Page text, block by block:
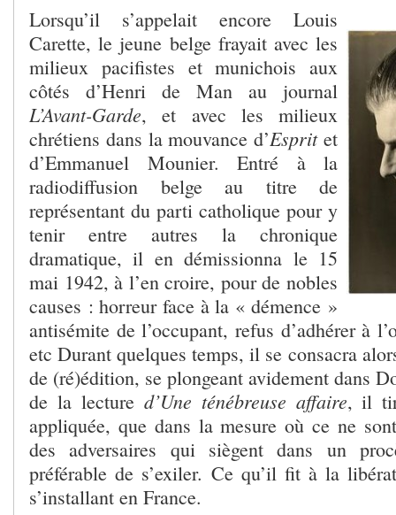
Lorsqu’il s’appelait encore Louis
Carette, le jeune belge frayait avec les
milieux pacifistes et munichois aux
côtés d’Henri de Man au journal
L’Avant-Garde, et avec les milieux
chrétiens dans la mouvance d’Espritet
d’Emmanuel Mounier. Entré à la
radiodiffusion belge au titre de
représentant du parti catholique pour y
tenir entre autres la chronique
dramatique, il en démissionna le 15
mai 1942, à l’en croire, pour de nobles
causes : horreur face à la « démence »
antisémite de l’occupant, refus d’adhérer à
etc Durant quelques temps, il se consacra
de (ré)édition, se plongeant avidement dans
de la lecture d’Une ténébreuse affaire, il
appliquée, que dans la mesure où ce ne
des adversaires qui siègent dans un
préférable de s’exiler. Ce qu’il fit à la
s’installant en France.